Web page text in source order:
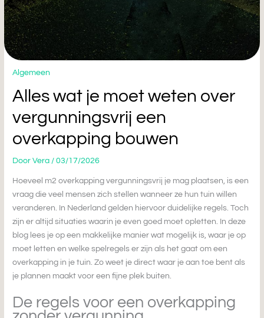
Algemeen
Alles wat je moet weten over
vergunningsvrij een
overkapping bouwen
DoorVera /03/17/2026
Hoeveel m2 overkapping vergunningsvrij je mag plaatsen, is een
vraag die veel mensen zich stellen wanneer ze hun tuin willen
veranderen. In Nederland gelden hiervoor duidelijke regels. Toch
zijn er altijd situaties waarin je even goed moet opletten. In deze
blog lees je op een makkelijke manier wat mogelijk is, waar je op
moet letten en welke spelregels er zijn als het gaat om een
overkapping in je tuin. Zo weet je direct waar je aan toe bent als
je plannen maakt voor een fijne plek buiten.
De regels voor een overkapping